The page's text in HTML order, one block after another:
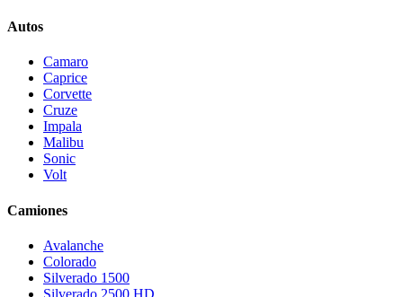
Autos
Camaro
Caprice
Corvette
Cruze
Impala
Malibu
Sonic
Volt
Camiones
Avalanche
Colorado
Silverado 1500
Silverado 2500 HD